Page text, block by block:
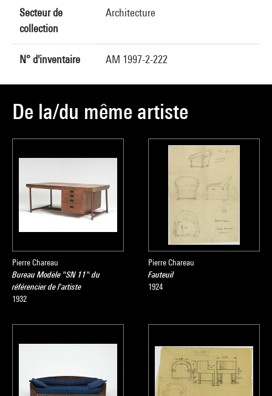
Secteur de
collection
Architecture
N° d'inventaire AM 1997-2-222
De la/du même artiste
Pierre Chareau
Bureau Modèle "SN 11" du
référencier de l'artiste
1932
Pierre Chareau
Fauteuil
1924